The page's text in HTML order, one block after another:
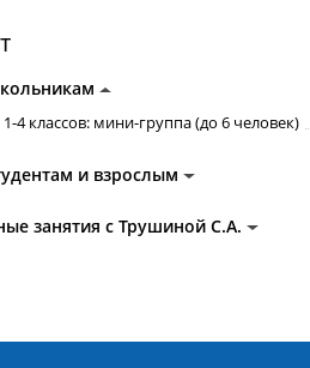
4 классов: мини-группа (до 6 человек)
и взрослым
занятия с Трушиной С.А.